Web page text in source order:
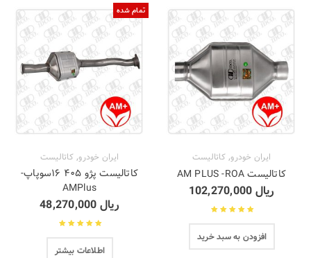
ایران خودرو, کاتالیست
کاتالیست AM PLUS -ROA
ریال
افزودن به سبد خرید
تمام شده
ایران خودرو, کاتالیست
کاتالیست پژو ۴۰۵ ۱۶سوپاپ-
AMPlus
ریال
5
اطلاعات بیشتر